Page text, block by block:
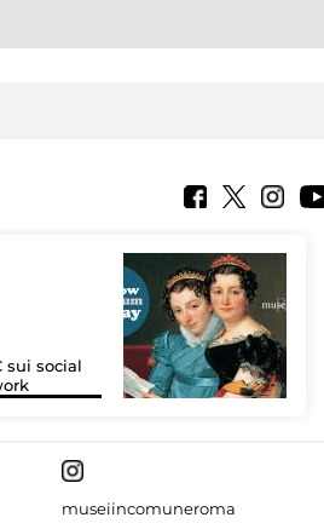
sui social
museiincomuneroma